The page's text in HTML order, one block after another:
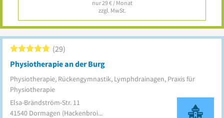
nur 29 € / Monat
zzgl. MwSt.
Physiotherapie an der Burg
Physiotherapie, Rückengymnastik, Lymphdrainagen, Praxis für
Physiotherapie
29
Elsa-Brändström-Str. 11
41540 Dormagen (Hackenbroich)